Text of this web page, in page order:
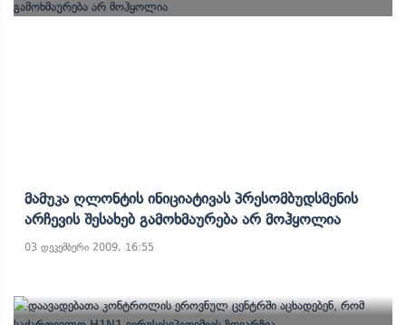
Მამუკა Ღლონტის Ინიციატივას Პრესომბუდსმენის
Არჩევის Შესახებ Გამოხმაურება Არ Მოჰყოლია
03 დეკემბერი 2009, 16:55